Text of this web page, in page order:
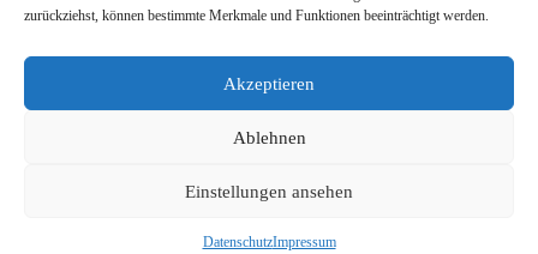
zurückziehst, können bestimmte Merkmale und Funktionen beeinträchtigt werden.
Akzeptieren
Ablehnen
Einstellungen ansehen
DatenschutzImpressum
© 2026 FirmenSIM - With ❤️ From Rheinland
Kontakt
gesetzlichen MwSt. sowie zzgl. Versand und gelten nur in
Verbindung mit den angebotenen Mobilfunkvertrag /
mit einer Mindestlaufzeit von 24, 30, 36 bzw. 48 Monaten (die